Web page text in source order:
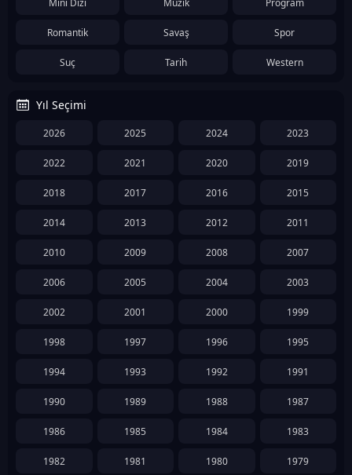
Romantik Savaş Spor
Suç Tarih Western
Yıl Seçimi
2026 2025 2024 2023
2022 2021 2020 2019
2018 2017 2016 2015
2014 2013 2012 2011
2010 2009 2008 2007
2006 2005 2004 2003
2002 2001 2000 1999
1998 1997 1996 1995
1994 1993 1992 1991
1990 1989 1988 1987
1986 1985 1984 1983
1982 1981 1980 1979